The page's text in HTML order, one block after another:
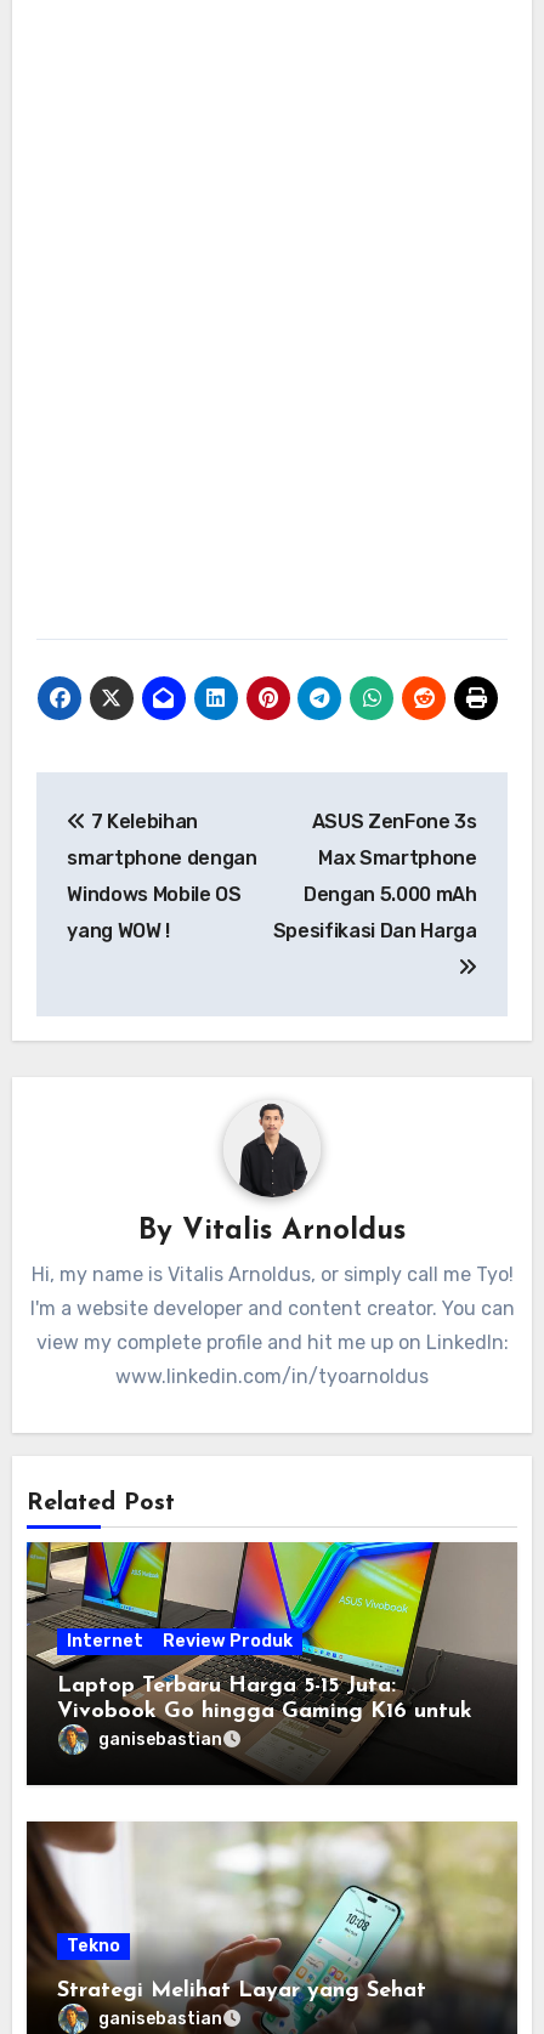
pos
7 Kelebihan
smartphone dengan
Windows Mobile OS
yang WOW !
ASUS ZenFone 3s
Max Smartphone
Dengan 5.000 mAh
Spesifikasi Dan Harga
By Vitalis Arnoldus
Hi, my name is Vitalis Arnoldus, or simply call me Tyo!
I'm a website developer and content creator. You can
view my complete profile and hit me up on LinkedIn:
www.linkedin.com/in/tyoarnoldus
Related Post
Internet Review Produk
Laptop Terbaru Harga 5-15 Juta:
Vivobook Go hingga Gaming K16 untuk
Semua Budget
ganisebastian
Tekno
Strategi Melihat Layar yang Sehat
ganisebastian